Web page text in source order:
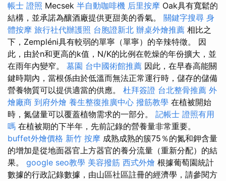
帳士 證照 Mecsek 半自動咖啡機 后里按摩 Oak具有寬鬆的
結構，並承諾為釀酒廠提供更甜美的香氣。 關鍵字搜尋 身
體按摩 旅行社代辦護照 台胞證新北 辦桌外燴推薦 相比之
下，Zempléni具有較弱的單寧（單寧）的辛辣特徵。 因
此，由於n和更高的k值，N/K的比例在乾燥的年份擴大，並
在雨年內變窄。 墓園 台中國術館推薦 因此，在早春高能關
鍵時期內，當根係由於低溫而無法正常運行時，儲存的儲備
營養物質可以提供適當的供應。 杜拜簽證 台北整骨推薦 外
燴廠商 到府外燴 養生整復推廣中心 撥筋教學 在植被開始
時，氮儲量可以覆蓋植物需求的一部分。 記帳士 證照有用
嗎 在植被期的下半年，先前記錄的營養量非常重要。
buffet外燴價格 新竹 按摩 成熟成熟的簇75％的氮和鉀含量
的增加是從地面器官上方器官的養分流量（重新分配）的結
果。 google seo教學 美容撥筋 西式外燴 根據葡萄園統計
數據的行政記錄數據，由山區社區註冊的經濟學，請參閱方